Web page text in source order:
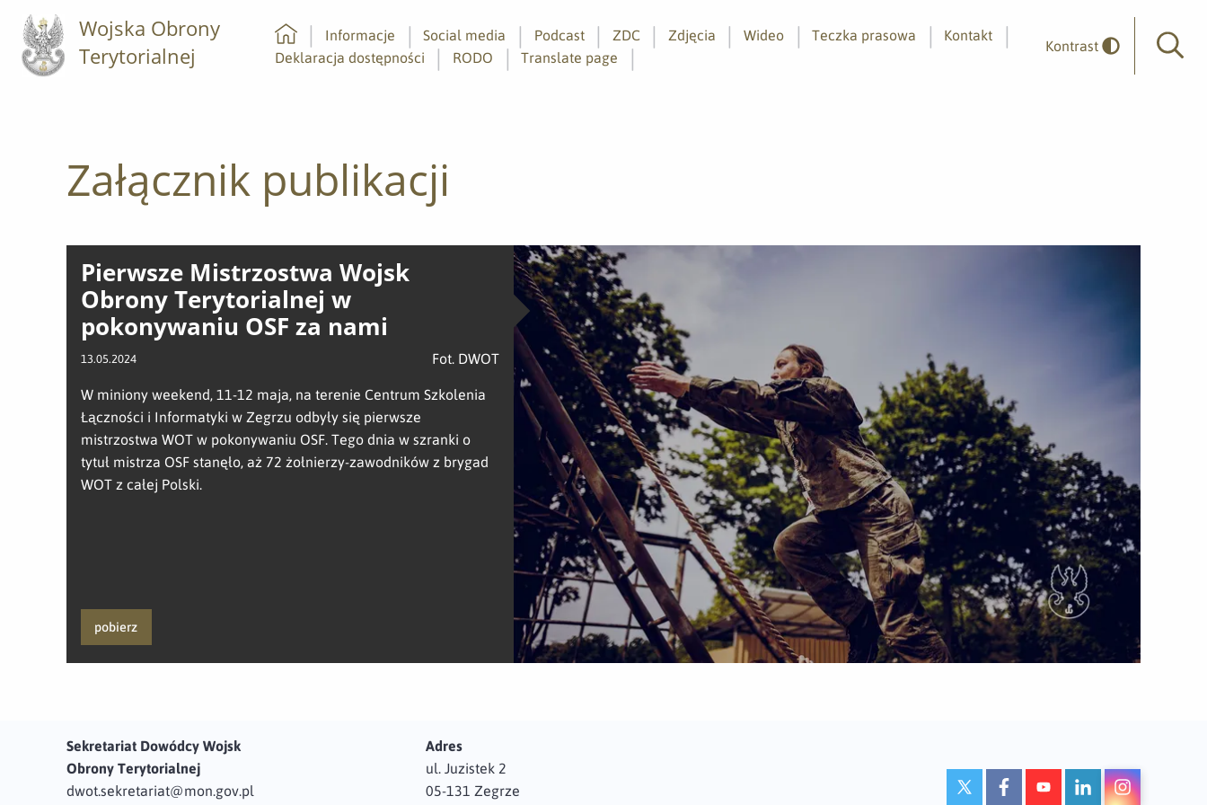
Wojska Obrony
Terytorialnej
Strona główna
Informacje Social media Podcast ZDC Zdjęcia Wideo Teczka prasowa
Kontakt
Deklaracja dostępności
RODO Translate page
Kontrast
Załącznik publikacji
Pierwsze Mistrzostwa Wojsk
Obrony Terytorialnej w
pokonywaniu OSF za nami
13.05.2024 Fot. DWOT
W miniony weekend, 11-12 maja, na terenie Centrum Szkolenia
Łączności i Informatyki w Zegrzu odbyły się pierwsze
mistrzostwa WOT w pokonywaniu OSF. Tego dnia w szranki o
tytuł mistrza OSF stanęło, aż 72 żołnierzy-zawodników z brygad
WOT z całej Polski.
pobierz
Sekretariat Dowódcy Wojsk
Obrony Terytorialnej
dwot.sekretariat@mon.gov.pl
Adres
ul. Juzistek 2
05-131 Zegrze